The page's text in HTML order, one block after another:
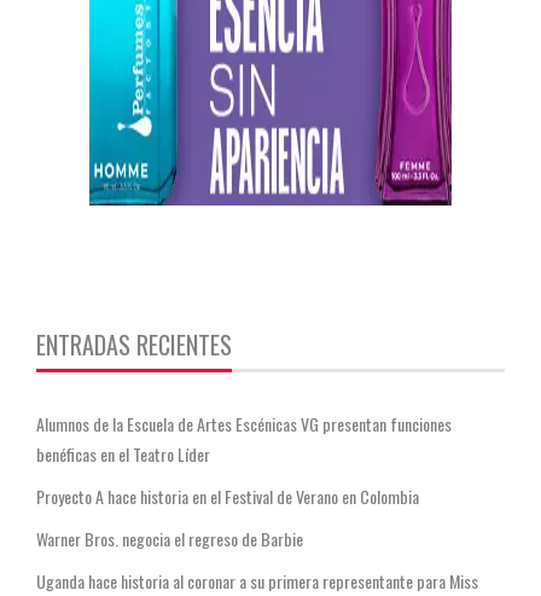
ENTRADAS RECIENTES
Alumnos de la Escuela de Artes Escénicas VG presentan funciones
benéficas en el Teatro Líder
Proyecto A hace historia en el Festival de Verano en Colombia
Warner Bros. negocia el regreso de Barbie
Uganda hace historia al coronar a su primera representante para Miss